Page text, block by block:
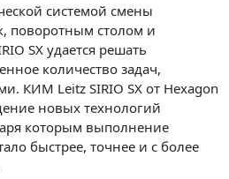
системой смены
поворотным столом и
SX удается решать
количество задач,
КИМ Leitz SIRIO SX от Hexagon
новых технологий
которым выполнение
быстрее, точнее и с более